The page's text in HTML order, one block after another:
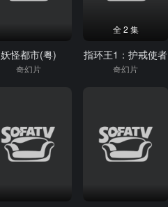
妖怪都市(粤)
奇幻片
全 2 集
指环王1：护戒使者
奇幻片